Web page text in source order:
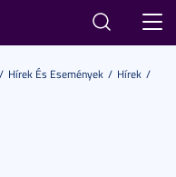
Hírek És Események
Hírek